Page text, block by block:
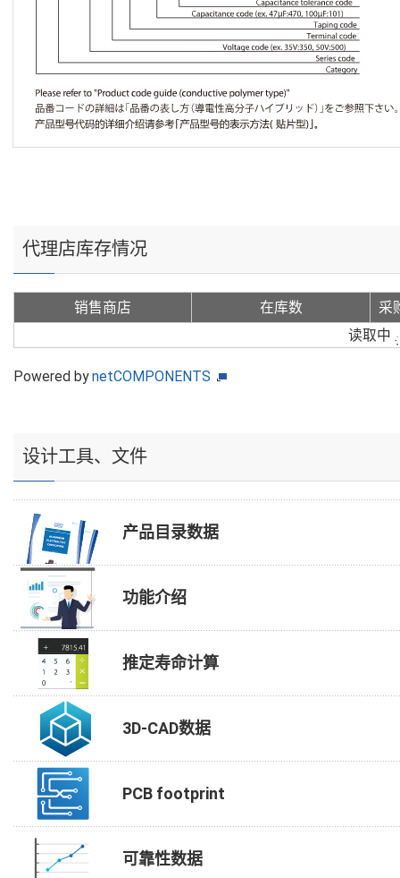
代理店库存情况
销售商店 在库数
采
读取中
Powered bynetCOMPONENTS
设计工具、文件
产品目录数据
功能介绍
推定寿命计算
3D-CAD数据
PCB footprint
可靠性数据